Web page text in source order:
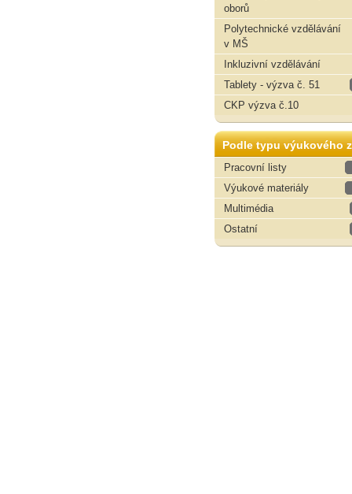
oborů
Polytechnické vzdělávání
v MŠ
Inkluzivní vzdělávání
Tablety - výzva č. 51
CKP výzva č.10
Podle typu výukového
Pracovní listy
Výukové materiály
Multimédia
Ostatní